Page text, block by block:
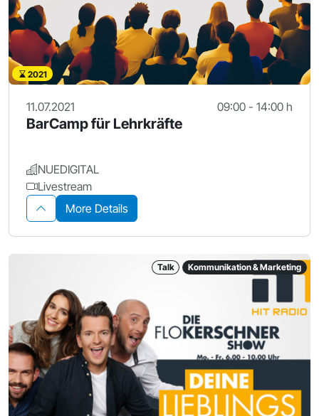
2021
11.07.2021 09:00 - 14:00 h
BarCamp für Lehrkräfte
NUEDIGITAL
Livestream
More Details
Talk Kommunikation & Marketing